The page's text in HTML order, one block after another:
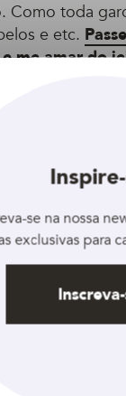
Como toda
e etc.
me amar do
chegou a
E trouxe
anos presa
muita coisa.
e acreditar
e ao
provar
ver
se na nossa
exclusivas para